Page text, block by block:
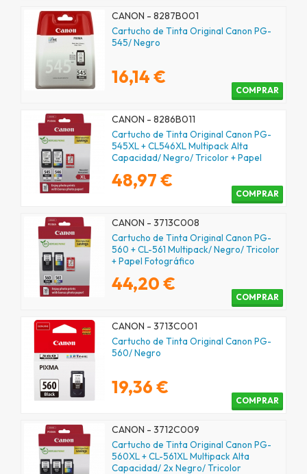
CANON - 8287B001
Cartucho de Tinta Original Canon PG-
545/ Negro
16,14 €
COMPRAR
CANON - 8286B011
Cartucho de Tinta Original Canon PG-
545XL + CL546XL Multipack Alta
Capacidad/ Negro/ Tricolor + Papel
48,97 €
COMPRAR
CANON - 3713C008
Cartucho de Tinta Original Canon PG-
560 + CL-561 Multipack/ Negro/ Tricolor
+ Papel Fotográfico
44,20 €
COMPRAR
CANON - 3713C001
Cartucho de Tinta Original Canon PG-
560/ Negro
19,36 €
COMPRAR
CANON - 3712C009
Cartucho de Tinta Original Canon PG-
560XL + CL-561XL Multipack Alta
Capacidad/ 2x Negro/ Tricolor